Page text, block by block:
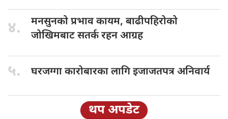
४. मनसुनको प्रभावकायम, बाढीपहिरोको
जोखिमबाट सतर्क रहन आग्रह
५. घरजग्गा कारोबारकालागि इजाजतपत्र अनिवार्य
थप अपडेट